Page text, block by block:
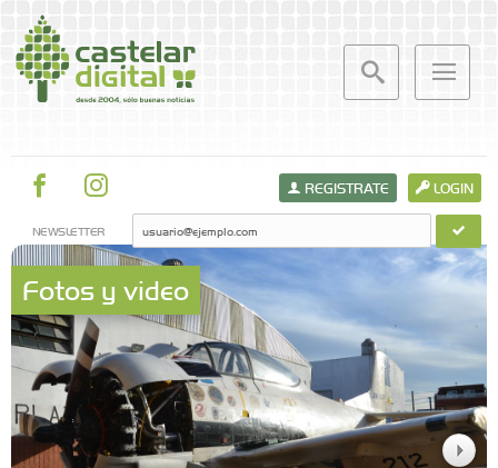
LOGIN
REGISTRATE
NEWSLETTER
Fotos y video